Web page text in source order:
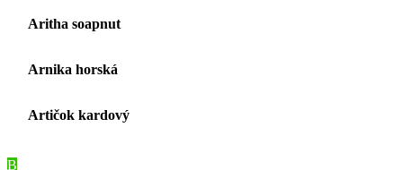
Aritha soapnut
Arnika horská
Artičok kardový
B